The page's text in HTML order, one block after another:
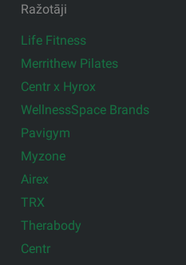
Ražotāji
Life Fitness
Merrithew Pilates
Centr x Hyrox
WellnessSpace Brands
Pavigym
Myzone
Airex
TRX
Therabody
Centr